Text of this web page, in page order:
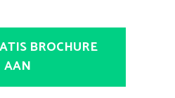
BROCHURE
AAN